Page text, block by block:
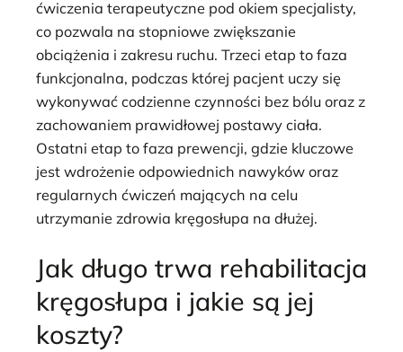
ćwiczenia terapeutyczne pod okiem specjalisty,
co pozwala na stopniowe zwiększanie
obciążenia i zakresu ruchu. Trzeci etap to faza
funkcjonalna, podczas której pacjent uczy się
wykonywać codzienne czynności bez bólu oraz z
zachowaniem prawidłowej postawy ciała.
Ostatni etap to faza prewencji, gdzie kluczowe
jest wdrożenie odpowiednich nawyków oraz
regularnych ćwiczeń mających na celu
utrzymanie zdrowia kręgosłupa na dłużej.
Jak długo trwa rehabilitacja
kręgosłupa i jakie są jej
koszty?